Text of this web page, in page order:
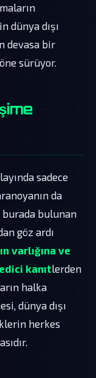
dünya dışı
devasa bir
sürüyor.
sadece
da
burada bulunan
göz ardı
varlığına ve
kanıtlerden
halka
dünya dışı
herkes